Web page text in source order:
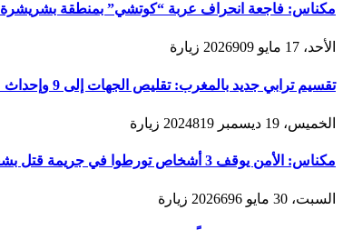
مكناس: فاجعة انحراف عربة “كوتشي” بمنطقة بشريشرة
الأحد، 17 مايو 2026 909 زيارة
تقسيم ترابي جديد بالمغرب: تقليص الجهات إلى 9 وإحداث عمالات جديدة لتعزيز الحكامة والتنمية
الخميس، 19 ديسمبر 2024 819 زيارة
مكناس: الأمن يوقف 3 أشخاص تورطوا في جريمة قتل بشعة بالطريق المؤدية لمدينة زرهون
السبت، 30 مايو 2026 696 زيارة